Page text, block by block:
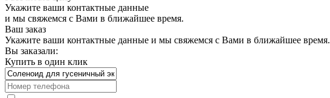
Укажите ваши контактные данные
и мы свяжемся с Вами в ближайшее время.
Ваш заказ
Укажите ваши контактные данные и мы свяжемся с Вами в ближайшее время.
Вы заказали:
Купить в один клик